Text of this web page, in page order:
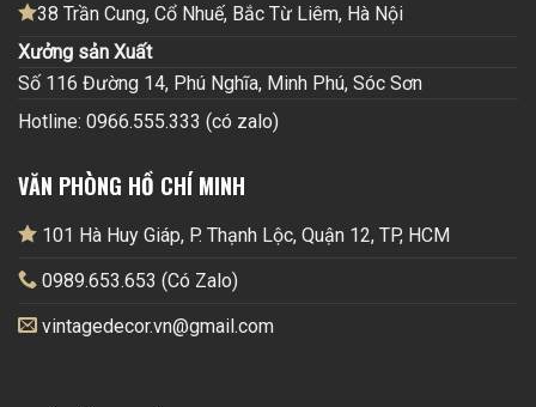
38 Trần Cung, Cổ Nhuế, Bắc Từ Liêm, Hà Nội
Xưởng sản Xuất
Số 116 Đường 14, Phú Nghĩa, Minh Phú, Sóc Sơn
Hotline: 0966.555.333 (có zalo)
VĂN PHÒNG HỒ CHÍ MINH
101 Hà Huy Giáp, P. Thạnh Lộc, Quận 12, TP, HCM
0989.653.653 (Có Zalo)
vintagedecor.vn@gmail.com